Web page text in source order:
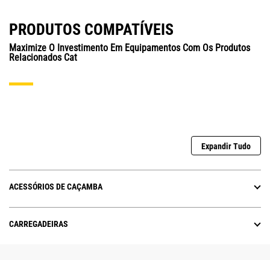
PRODUTOS COMPATÍVEIS
Maximize O Investimento Em Equipamentos Com Os Produtos
Relacionados Cat
Expandir Tudo
ACESSÓRIOS DE CAÇAMBA
CARREGADEIRAS